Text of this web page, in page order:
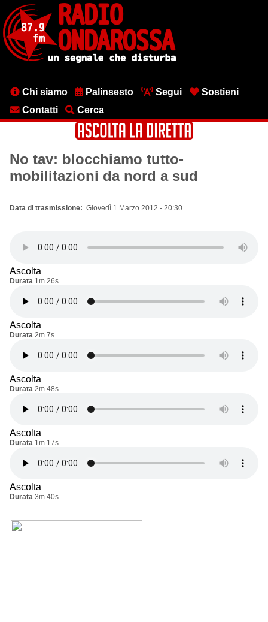
contenuto
principale
MenuChi siamo Palinsesto Segui
Sostieni
Contatti
Cerca
No tav: blocchiamo tutto-
mobilitazioni da nord a sud
Data di trasmissione Giovedì 1 Marzo 2012 - 20:30
Ascolta
Durata 1m 26s
Ascolta
Durata 2m 7s
Ascolta
Durata 2m 48s
Ascolta
Durata 1m 17s
Ascolta
Durata 3m 40s